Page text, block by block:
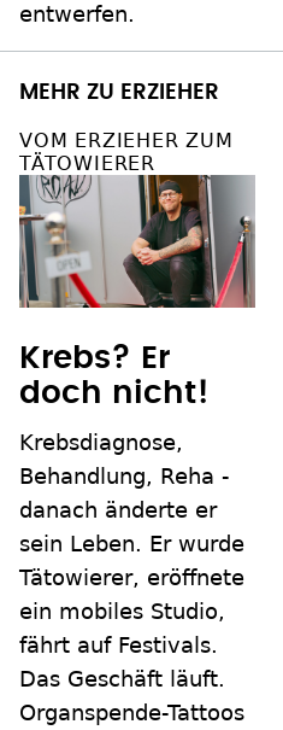
entwerfen.
MEHR ZU ERZIEHER
VOM ERZIEHER ZUM
TÄTOWIERER
Krebs? Er
doch nicht!
Krebsdiagnose,
Behandlung, Reha -
danach änderte er
sein Leben. Er wurde
Tätowierer, eröffnete
ein mobiles Studio,
fährt auf Festivals.
Das Geschäft läuft.
Organspende-Tattoos